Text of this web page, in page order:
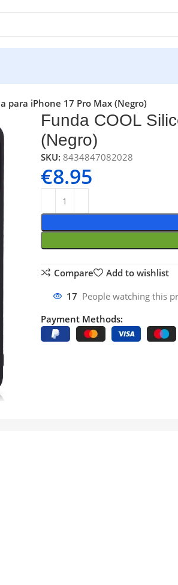
para iPhone 17 Pro Max (Negro)
Funda COOL
(Negro)
SKU: 8434847082028
€8.95
Compare Add to wishlist
17 People watching this
Payment Methods: